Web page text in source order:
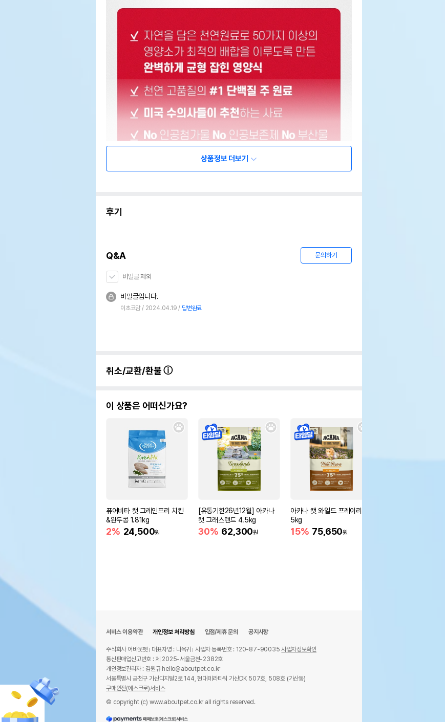
상품정보 더보기
후기
Q&A 문의하기
비밀글 제외
비밀글입니다.
이초코맘 2024.04.19 답변완료
취소/교환/환불
이 상품은 어떠신가요?
퓨어비타 캣 그레인프리 치킨
&완두콩 1.81kg
2% 24,500원
[유통기한26년12월] 아카나
캣 그래스랜드 4.5kg
30% 62,300원
아카나 캣 와일드 프레이리 4.
5kg
15% 75,650원
서비스 이용약관 개인정보 처리방침 입점/제휴 문의 공지사항
주식회사 어바웃펫 대표자명 : 나옥귀 사업자 등록번호 : 120-87-90035사업자정보확인
통신판매업신고번호 : 제 2025-서울금천-2382호
개인정보관리자 : 김원규 hello@aboutpet.co.kr
서울특별시 금천구 가산디지털2로 144, 현대테라타워 가산DK 507호, 508호 (가산동)
구매안전(에스크로)서비스
© copyright (c) www.aboutpet.co.kr all rights reserved.